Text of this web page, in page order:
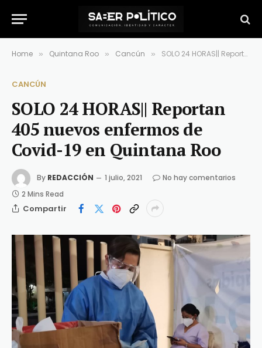
Home » Quintana Roo » Cancún » SOLO 24 HORAS|| Reportan 405 nuevos enfermos de Covid-19 en Quintana Roo
CANCÚN
SOLO 24 HORAS|| Reportan
405 nuevos enfermos de
Covid-19 en Quintana Roo
By REDACCIÓN 1 julio, 2021
No hay comentarios
2 Mins Read
Compartir